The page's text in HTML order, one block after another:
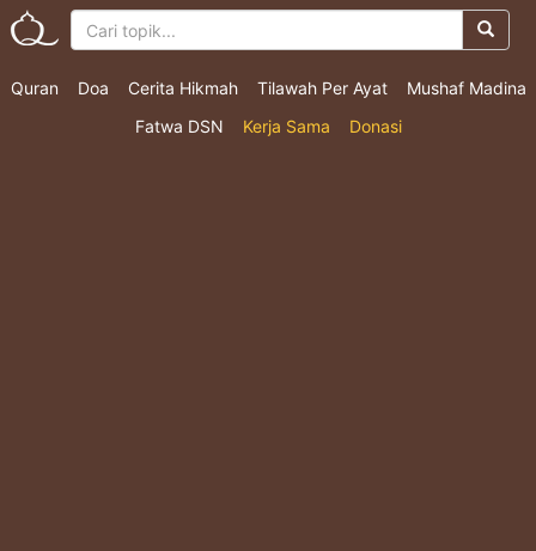
Quran Doa Cerita Hikmah Tilawah Per Ayat
Mushaf Madina
Fatwa DSN
Kerja Sama Donasi